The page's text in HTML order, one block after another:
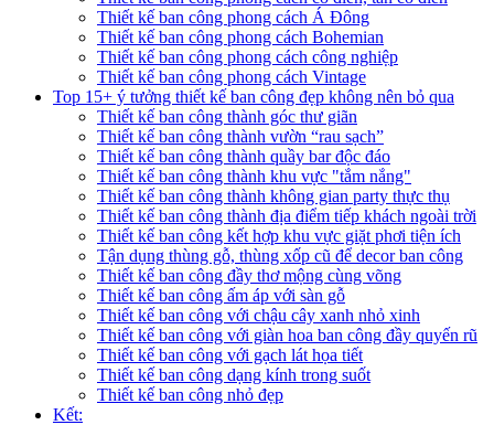
Thiết kế ban công phong cách Á Đông
Thiết kế ban công phong cách Bohemian
Thiết kế ban công phong cách công nghiệp
Thiết kế ban công phong cách Vintage
Top 15+ ý tưởng thiết kế ban công đẹp không nên bỏ qua
Thiết kế ban công thành góc thư giãn
Thiết kế ban công thành vườn “rau sạch”
Thiết kế ban công thành quầy bar độc đáo
Thiết kế ban công thành khu vực "tắm nắng"
Thiết kế ban công thành không gian party thực thụ
Thiết kế ban công thành địa điểm tiếp khách ngoài trời
Thiết kế ban công kết hợp khu vực giặt phơi tiện ích
Tận dụng thùng gỗ, thùng xốp cũ để decor ban công
Thiết kế ban công đầy thơ mộng cùng võng
Thiết kế ban công ấm áp với sàn gỗ
Thiết kế ban công với chậu cây xanh nhỏ xinh
Thiết kế ban công với giàn hoa ban công đầy quyến rũ
Thiết kế ban công với gạch lát họa tiết
Thiết kế ban công dạng kính trong suốt
Thiết kế ban công nhỏ đẹp
Kết: